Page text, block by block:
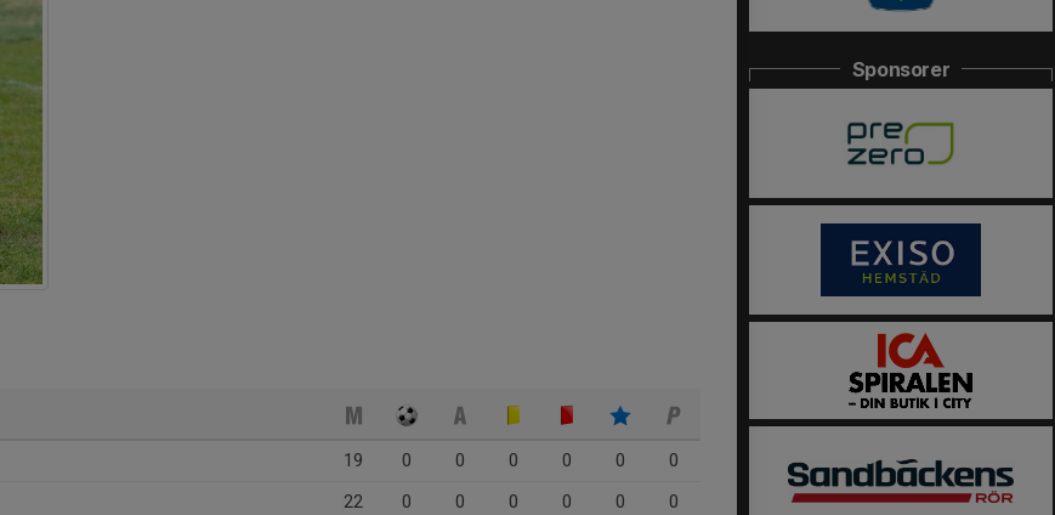
19 0 0 0 0 0
0
22 0 0 0 0 0
0
Sponsorer